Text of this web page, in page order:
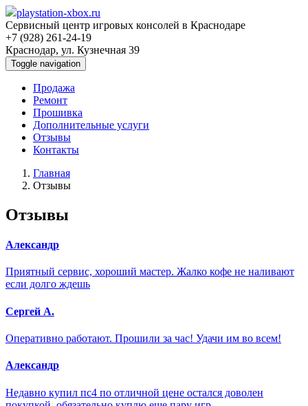
playstation-xbox.ru
Сервисный центр игровых консолей в Краснодаре
+7 (928) 261-24-19
Краснодар, ул. Кузнечная 39
Toggle navigation
Продажа
Ремонт
Прошивка
Дополнительные услуги
Отзывы
Контакты
Главная
Отзывы
Отзывы
Александр
Приятный сервис, хороший мастер. Жалко кофе не наливают
если долго ждешь
Сергей А.
Оперативно работают. Прошили за час! Удачи им во всем!
Александр
Недавно купил пс4 по отличной цене остался доволен